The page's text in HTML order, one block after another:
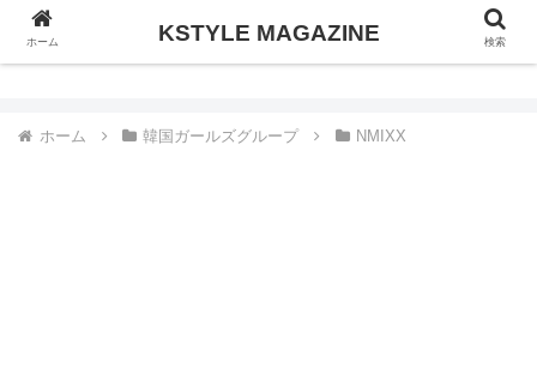
KSTYLE MAGAZINE
ホーム 韓国ガールズグループ NMIXX
ホーム KSTYLE MAGAZINE 検索